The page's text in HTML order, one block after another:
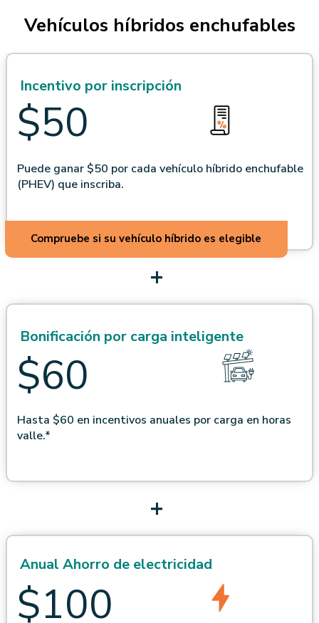
Vehículos híbridos enchufables
Incentivo por inscripción
$50
Puede ganar $50 por cada vehículo híbrido enchufable
(PHEV) que inscriba.
Compruebe si su vehículo híbrido es elegible
+
Bonificación por carga inteligente
$60
Hasta $60 en incentivos anuales por carga en horas
valle.*
+
Anual Ahorro de electricidad
$100